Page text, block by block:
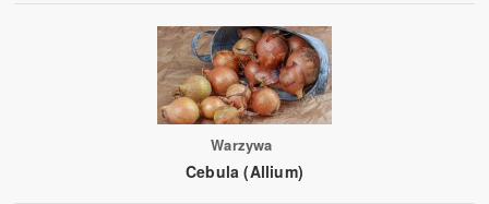
Warzywa
Cebula (Allium)